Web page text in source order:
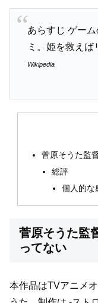
あらすじ ゲー
ミ。姫を救えば
Wikipedia
菅原そうた監
総評
個人的な
菅原そうた監
ってない
本作品はTVアニメ